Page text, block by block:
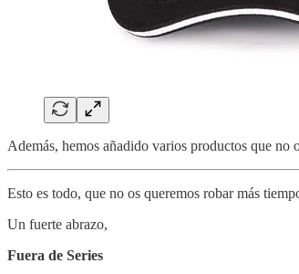
Además, hemos añadido varios productos que no
Esto es todo, que no os queremos robar más
Un fuerte abrazo,
Fuera de Series